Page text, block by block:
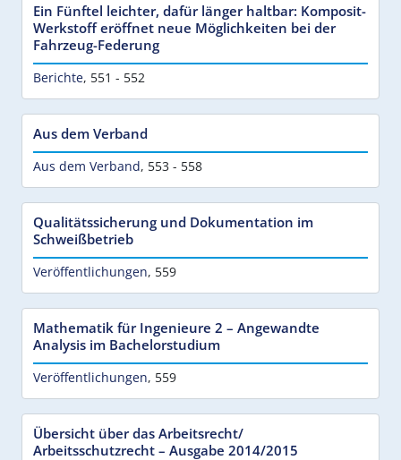
Ein Fünftel leichter, dafür länger haltbar: Komposit-
Werkstoff eröffnet neue Möglichkeiten bei der
Fahrzeug-Federung
Berichte, 551 - 552
Aus dem Verband
Aus dem Verband, 553 - 558
Qualitätssicherung und Dokumentation im
Schweißbetrieb
Veröffentlichungen, 559
Mathematik für Ingenieure 2 – Angewandte
Analysis im Bachelorstudium
Veröffentlichungen, 559
Übersicht über das Arbeitsrecht/
Arbeitsschutzrecht – Ausgabe 2014/2015